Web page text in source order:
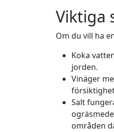
Viktiga
Om du vill ha
Koka
jorden.
Vinäger
Salt
områden